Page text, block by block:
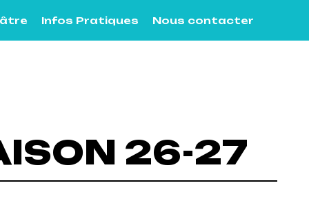
Infos Pratiques Nous contacter
26-27